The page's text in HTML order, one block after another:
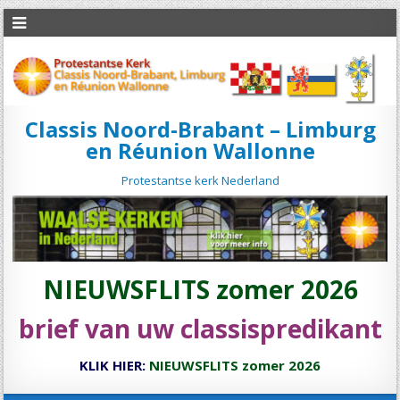
Classis Noord-Brabant – Limburg
en Réunion Wallonne
Protestantse kerk Nederland
NIEUWSFLITS zomer 2026
brief van uw classispredikant
KLIK HIER: NIEUWSFLITS zomer 2026